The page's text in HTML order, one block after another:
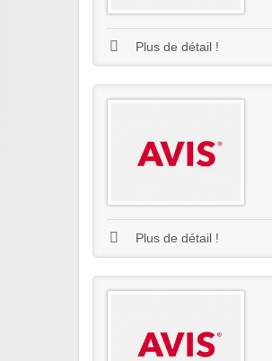
Plus de détail !
Plus de détail !